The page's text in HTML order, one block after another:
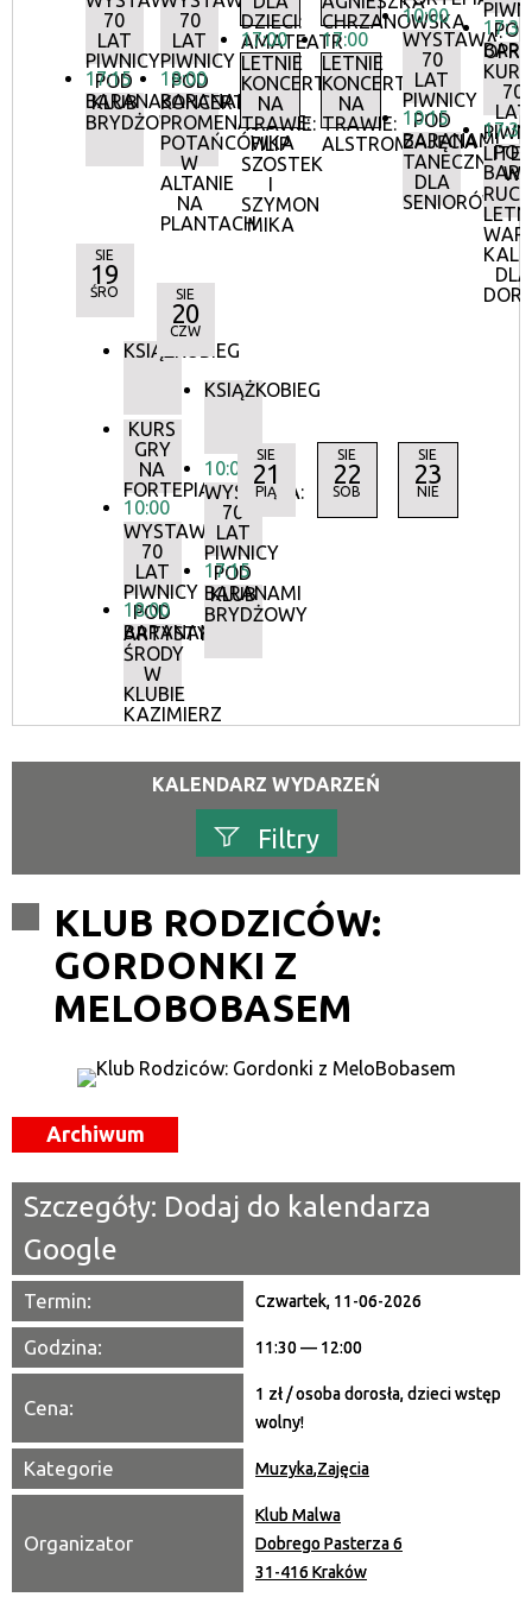
70
LAT
PIWNICY
POD
BARANAMI
17:15
KLUB
BRYDŻOWY
70
LAT
PIWNICY
POD
BARANAMI
18:00
KONCERTY
PROMENADOWE:
POTAŃCÓWKA
W
ALTANIE
NA
PLANTACH
DZIECI:
AMATEATR
17:00
LETNIE
KONCERTY
NA
TRAWIE:
FILIP
SZOSTEK
I
SZYMON
MIKA
CHRZANOWSKA
17:00
LETNIE
KONCERTY
NA
TRAWIE:
ALSTROMERIE
10:00
WYSTAWA:
70
LAT
PIWNICY
POD
BARANAMI
10:15
ZAJĘCIA
TANECZNE
DLA
SENIORÓW
POD
17:30
70
LAT
POD
17:30
W
DLA
SIE
19
ŚRO
KSIĄŻKOBIEG
KURS
GRY
NA
FORTEPIANIE
10:00
WYSTAWA:
70
LAT
PIWNICY
POD
BARANAMI
18:00
ARTYSTYCZNE
ŚRODY
W
KLUBIE
KAZIMIERZ
SIE
20
CZW
KSIĄŻKOBIEG
10:00
WYSTAWA:
70
LAT
PIWNICY
POD
BARANAMI
17:15
KLUB
BRYDŻOWY
SIE
21
PIĄ
SIE
22
SOB
SIE
23
NIE
KALENDARZ WYDARZEŃ
Filtry
Kategoria
Trwające w zakresie
Promowane
KLUB RODZICÓW:
GORDONKI Z
MELOBOBASEM
Archiwum
Szczegóły: Dodaj do kalendarza
Google
Termin: Czwartek, 11-06-2026
Godzina: 11:30 — 12:00
Cena:
1 zł / osoba dorosła, dzieci wstęp
wolny!
Kategorie Muzyka,Zajęcia
Organizator
Klub Malwa
Dobrego Pasterza 6
31-416 Kraków